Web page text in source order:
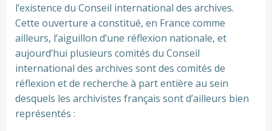
l’existence du Conseil international des archives.
Cette ouverture a constitué, en France comme
ailleurs, l’aiguillon d’une réflexion nationale, et
aujourd’hui plusieurs comités du Conseil
international des archives sont des comités de
réflexion et de recherche à part entière au sein
desquels les archivistes français sont d’ailleurs bien
représentés :